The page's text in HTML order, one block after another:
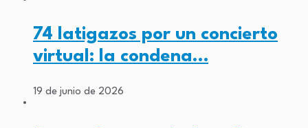
74 latigazos por un concierto
virtual: la condena…
19 de junio de 2026